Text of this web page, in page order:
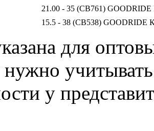
21.00 - 35 (CB761) GOODRIDE
15.5 - 38 (CB538) GOODRIDE
для
у